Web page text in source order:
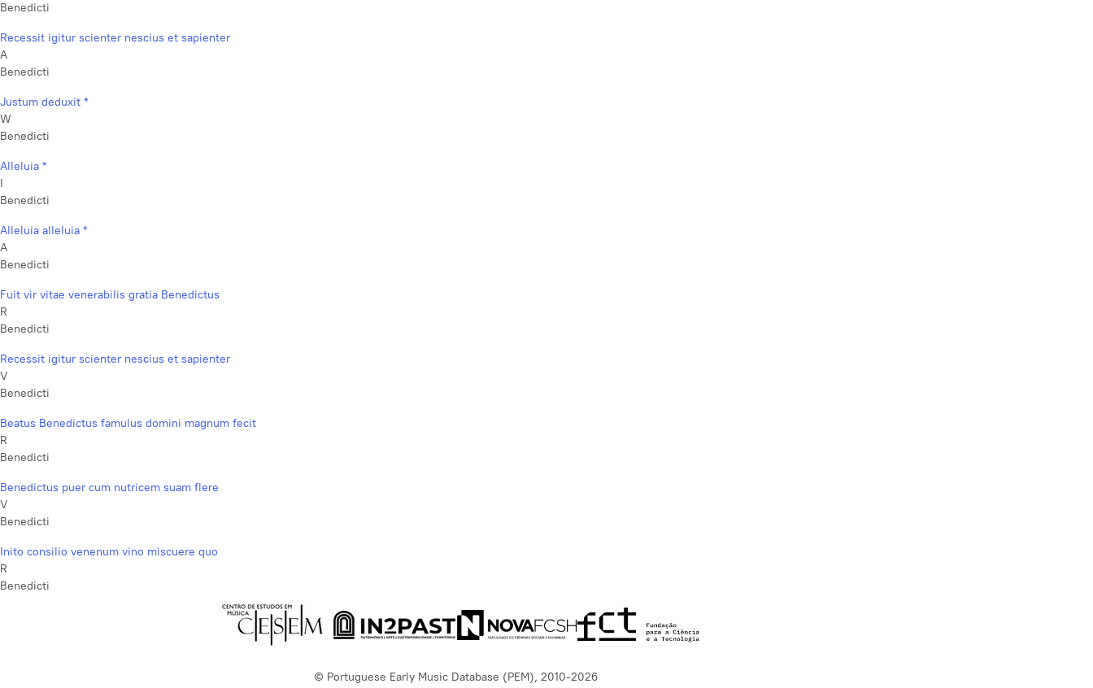
Benedicti
Recessit igitur scienter nescius et sapienter
A
Benedicti
Justum deduxit *
W
Benedicti
Alleluia *
I
Benedicti
Alleluia alleluia *
A
Benedicti
Fuit vir vitae venerabilis gratia Benedictus
R
Benedicti
Recessit igitur scienter nescius et sapienter
V
Benedicti
Beatus Benedictus famulus domini magnum fecit
R
Benedicti
Benedictus puer cum nutricem suam flere
V
Benedicti
Inito consilio venenum vino miscuere quo
R
Benedicti
© Portuguese Early Music Database (PEM), 2010-2026